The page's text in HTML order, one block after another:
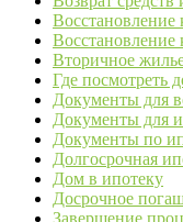
Восстановление
Восстановление
Вторичное
Где посмотреть
Документы для
Документы для
Документы по
Долгосрочная
Дом в ипотеку
Досрочное